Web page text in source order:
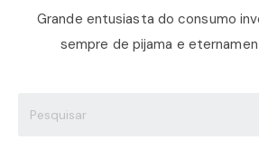
Grande entusiasta do consumo
sempre de pijama e